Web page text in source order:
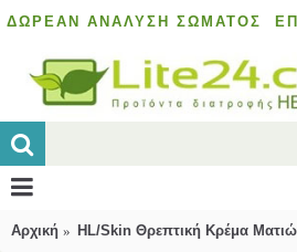
ΔΩΡΕΆΝ ΑΝΆΛΥΣΗ ΣΏΜΑΤΟΣ
Αρχική HL/Skin Θρεπτική Κρέμα